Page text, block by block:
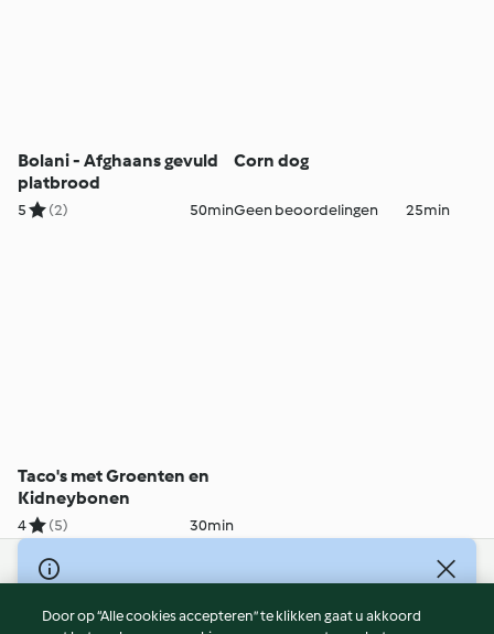
Bolani - Afghaans gevuld
platbrood
5 (2) 50min
Corn dog
Geen beoordelingen 25min
Taco's met Groenten en
Kidneybonen
4 (5) 30min
© Copyright 2026
Gebruiksvoorwaarden
Door op “Alle cookies accepteren” te klikken gaat u akkoord